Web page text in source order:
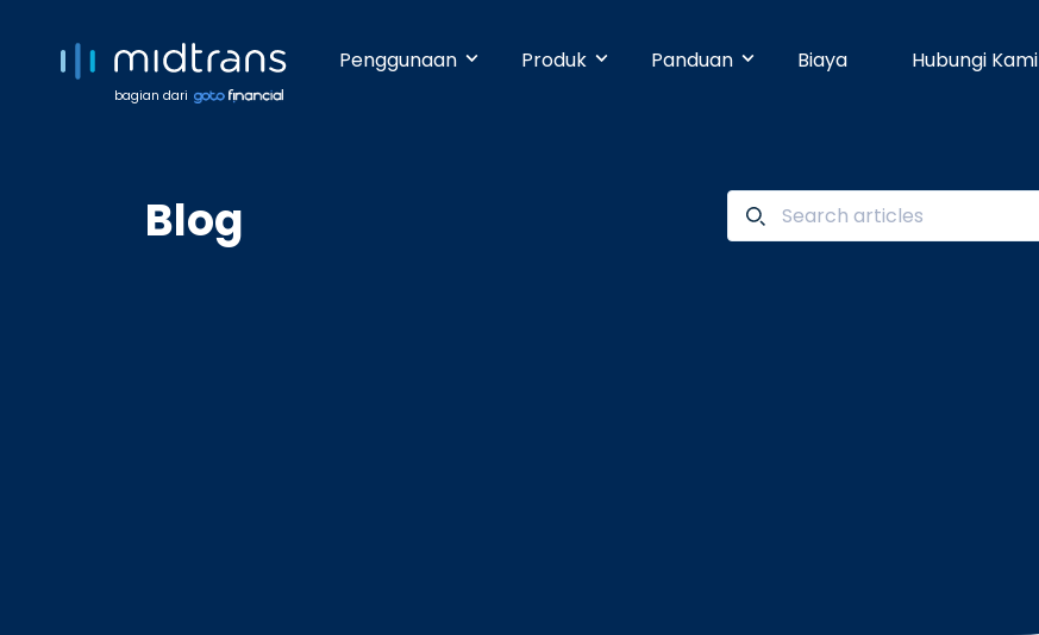
bagian dari
Penggunaan
Terima pembayaran hari ini juga, walaupun
Produk
Online Payment
Dengan 25 pilihan metode pembayaran,
Panduan
Pusat Bantuan
Biaya Hubungi Kami
Blog